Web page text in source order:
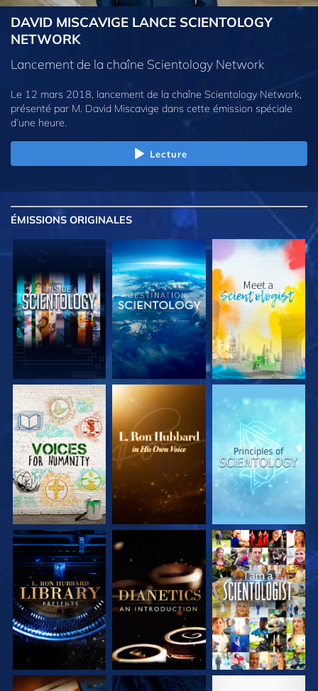
DAVID MISCAVIGE LANCE SCIENTOLOGY
NETWORK
Lancement de la chaîne Scientology Network
Le 12 mars 2018, lancement de la chaîne Scientology Network,
présenté par M. David Miscavige dans cette émission spéciale
d’une heure.
Lecture
ÉMISSIONS ORIGINALES
DÉCOUVRIR LES
SÉRIES
DÉCOUVRIR LES
SÉRIES
DÉCOUVRIR LES
SÉRIES
DÉCOUVRIR LES
SÉRIES
DÉCOUVRIR LES
SÉRIES
REGARDER